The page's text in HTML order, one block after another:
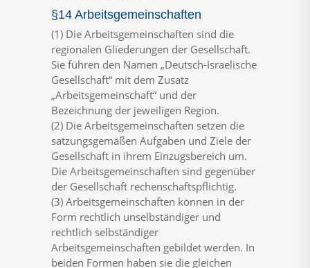
§14 Arbeitsgemeinschaften
(1) Die Arbeitsgemeinschaften sind die
regionalen Gliederungen der Gesellschaft.
Sie führen den Namen „Deutsch-Israelische
Gesellschaft“ mit dem Zusatz
„Arbeitsgemeinschaft“ und der
Bezeichnung der jeweiligen Region.
(2) Die Arbeitsgemeinschaften setzen die
satzungsgemäßen Aufgaben und Ziele der
Gesellschaft in ihrem Einzugsbereich um.
Die Arbeitsgemeinschaften sind gegenüber
der Gesellschaft rechenschaftspflichtig.
(3) Arbeitsgemeinschaften können in der
Form rechtlich unselbständiger und
rechtlich selbständiger
Arbeitsgemeinschaften gebildet werden. In
beiden Formen haben sie die gleichen